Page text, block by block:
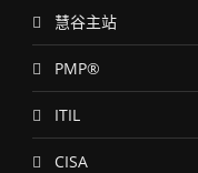
慧谷主站
PMP®
ITIL
CISA